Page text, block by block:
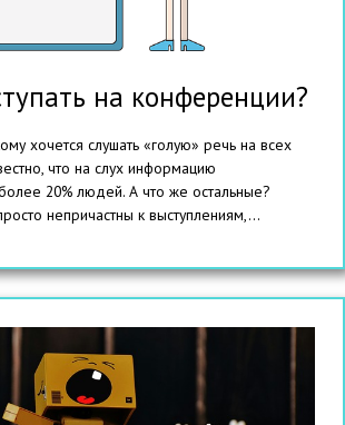
на конференции?
хочется слушать «голую» речь на всех
что на слух информацию
20% людей. А что же остальные?
непричастны к выступлениям,...